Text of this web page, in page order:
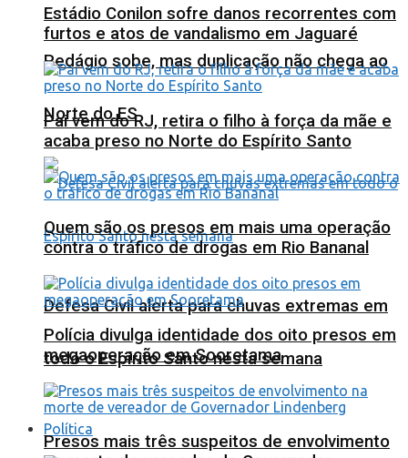
Pedágio sobe, mas duplicação não chega ao
Norte do ES
Defesa Civil alerta para chuvas extremas em
todo o Espírito Santo nesta semana
Política
Estádio Conilon sofre danos recorrentes com
furtos e atos de vandalismo em Jaguaré
Pai vem do RJ, retira o filho à força da mãe e
acaba preso no Norte do Espírito Santo
Quem são os presos em mais uma operação
contra o tráfico de drogas em Rio Bananal
Polícia divulga identidade dos oito presos em
megaoperação em Sooretama
Presos mais três suspeitos de envolvimento